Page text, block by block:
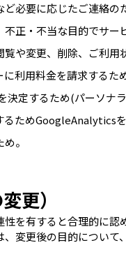
必要に応じたご連絡の
正・不当な目的でサー
や変更、削除、ご利用
利用料金を請求するため
定するため(パーソナ
ためGoogleAnalyticsを
。
更）
を有すると合理的に認
変更後の目的につい